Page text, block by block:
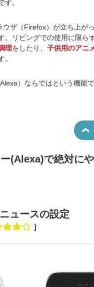
す。
ウザ（Firefox）が立ち上が
。リビングでの使用に限らず
理をしたり、 子供用のアニ
。
）ならではという機能
(Alexa)で絶対に
ュースの設定
]